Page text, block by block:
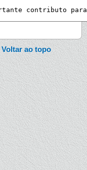
Voltar ao topo